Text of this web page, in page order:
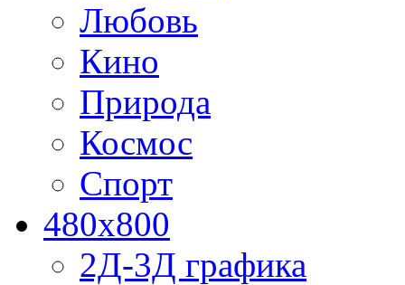
Любовь
Кино
Природа
Космос
Спорт
480x800
2Д-3Д графика